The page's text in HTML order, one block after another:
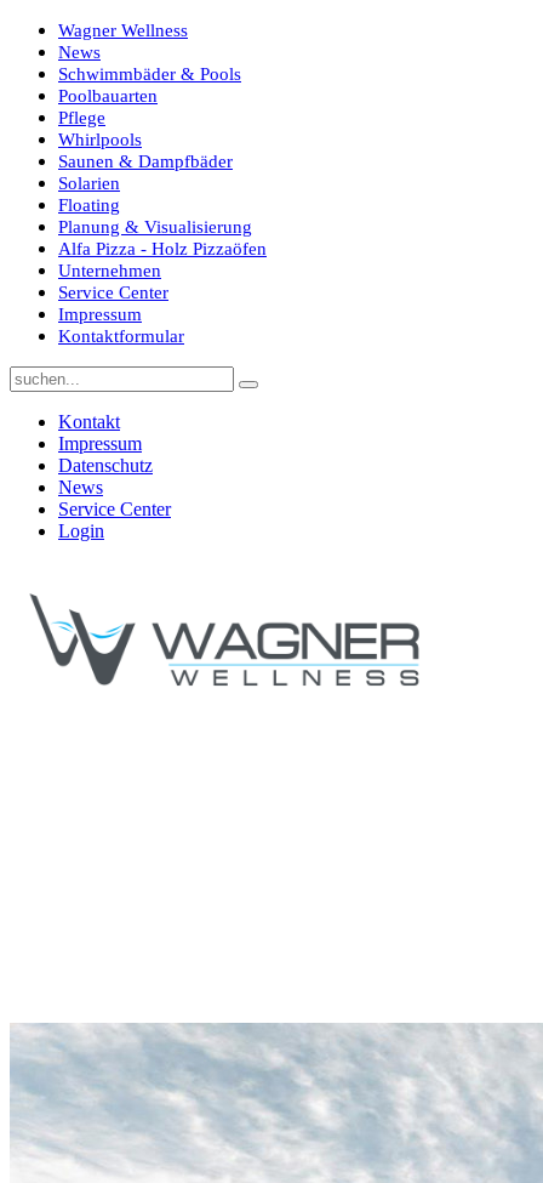
Wagner Wellness
News
Schwimmbäder & Pools
Poolbauarten
Pflege
Whirlpools
Saunen & Dampfbäder
Solarien
Floating
Planung & Visualisierung
Alfa Pizza - Holz Pizzaöfen
Unternehmen
Service Center
Impressum
Kontaktformular
Kontakt
Impressum
Datenschutz
News
Service Center
Login